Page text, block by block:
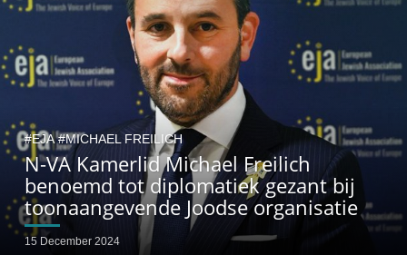
N-VA Kamerlid Michael Freilich
benoemd tot diplomatiek gezant bij
toonaangevende Joodse organisatie
15 December 2024
EJA MICHAEL FREILICH